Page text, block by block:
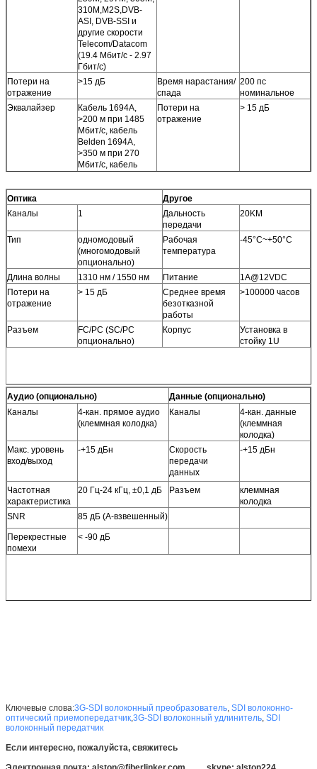
310M,M2S,DVB-
ASI, DVB-SSI и
другие скорости
Telecom/Datacom
(19.4 Мбит/с - 2.97
Гбит/с)
Потери на
отражение
>15 дБ
Время нарастания/
спада
200 пс
номинальное
Эквалайзер
Кабель 1694A,
>200 м при 1485
Мбит/с, кабель
Belden 1694A,
>350 м при 270
Мбит/с, кабель
м при 2970 Мбит/с
Потери на
отражение
> 15 дБ
Разъем 75Ω BNC Перерегулирование10% амплитуды
Оптика
Другое
Каналы
1
Дальность
передачи
20KM
Тип
одномодовый
(многомодовый
опционально)
Рабочая
температура
-45°C~+50°C
Длина волны 1310 нм / 1550 нм Питание
1A@12VDC
Потери на
отражение
> 15 дБ
Среднее время
безотказной
работы
>100000 часов
Разъем
FC/PC (SC/PC
опционально)
Корпус
Установка в
стойку 1U
Аудио (опционально)
Данные (опционально)
Каналы
4-кан. прямое аудио
(клеммная колодка)
Каналы
4-кан. данные
(клеммная
колодка)
Макс. уровень
вход/выход
-+15 дБн
Скорость
передачи
данных
-+15 дБн
Частотная
характеристика
20 Гц-24 кГц, ±0,1 дБ Разъем
клеммная
колодка
SNR
85 дБ (A-взвешенный)
Перекрестные
помехи
< -90 дБ
Ключевые слова:3G-SDI волоконный преобразователь, SDI волоконно-
оптический приемопередатчик,3G-SDI волоконный удлинитель, SDI
волоконный передатчик
Если интересно, пожалуйста, свяжитесь